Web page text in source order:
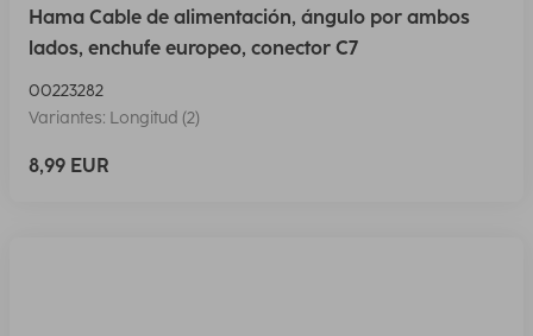
Hama Cable de alimentación, ángulo por ambos
lados, enchufe europeo, conector C7
00223282
Variantes: Longitud (2)
8,99 EUR